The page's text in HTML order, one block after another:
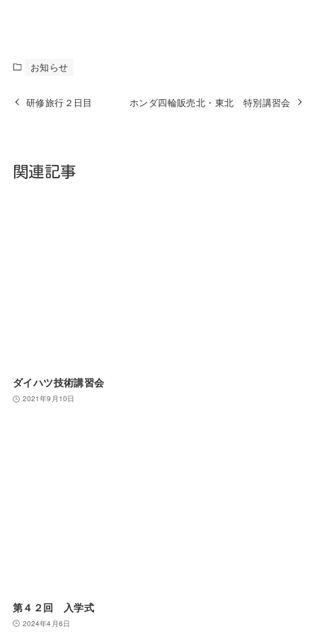
お知らせ
研修旅行２日目 ホンダ四輪販売北・東北 特別講習会
関連記事
ダイハツ技術講習会
2021年9月10日
第４２回 入学式
2024年4月6日